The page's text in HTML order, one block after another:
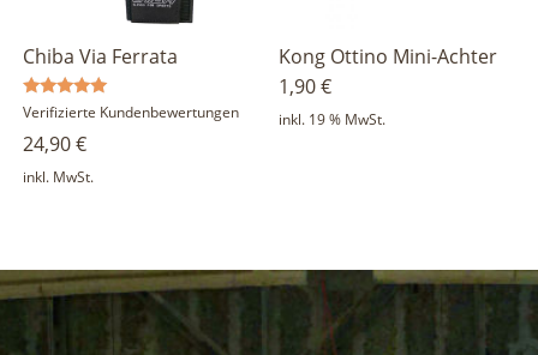
Chiba Via Ferrata
Bewertet
5.00
von 5
Verifizierte Kundenbewertungen
24,90€
inkl. MwSt.
Kong Ottino Mini-Achter
1,90€
inkl. 19 % MwSt.